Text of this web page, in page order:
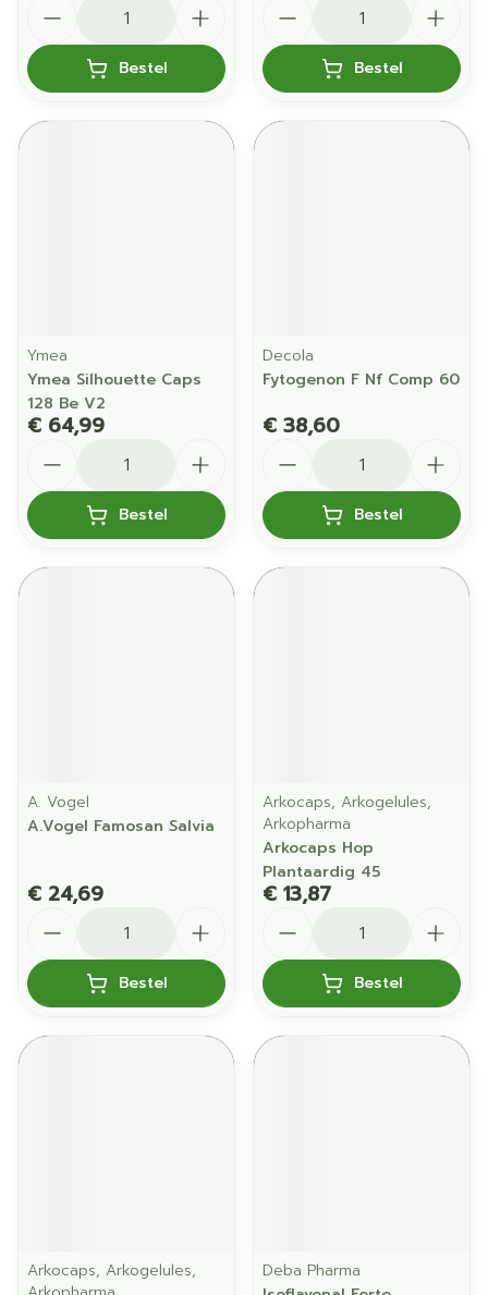
Bestel Bestel
Ymea
Ymea Silhouette Caps
128 Be V2
€ 64,99
Bestel
Decola
Fytogenon F Nf Comp 60
€ 38,60
Bestel
A. Vogel
A.Vogel Famosan Salvia
€ 24,69
Bestel
Arkocaps, Arkogelules,
Arkopharma
Arkocaps Hop
Plantaardig 45
€ 13,87
Bestel
Arkocaps, Arkogelules,
Deba Pharma